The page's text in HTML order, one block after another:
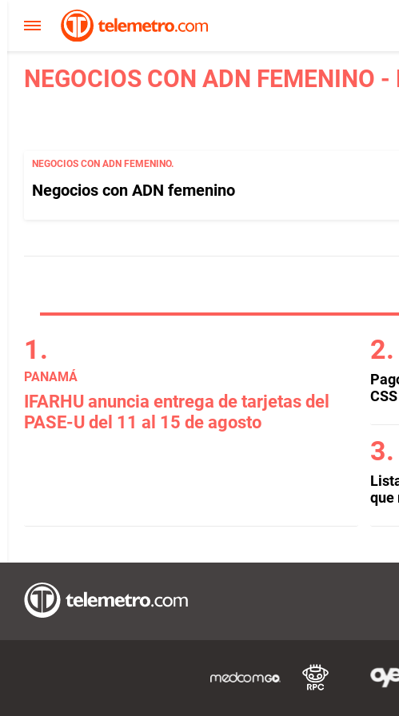
NEGOCIOS CON ADN FEMENINO -
NEGOCIOS CON ADN FEMENINO.
Negocios con ADN femenino
PANAMÁ
IFARHU anuncia entrega de tarjetas del
PASE-U del 11 al 15 de agosto
que